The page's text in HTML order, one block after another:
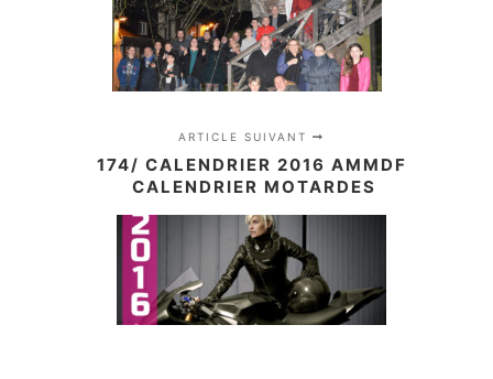
ARTICLE SUIVANT
174/ CALENDRIER 2016 AMMDF
CALENDRIER MOTARDES